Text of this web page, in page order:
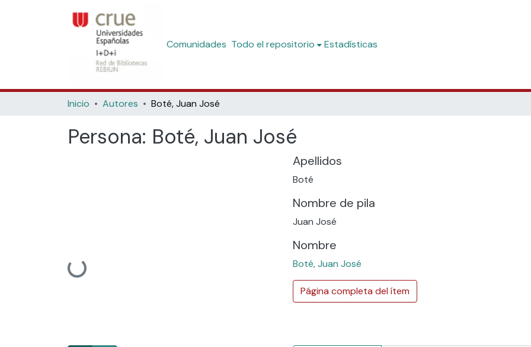
Comunidades Todo el repositorio Estadísticas
Inicio Autores Boté, Juan José
Persona: Boté, Juan José
Cargando...
Apellidos
Boté
Nombre de pila
Juan José
Nombre
Boté, Juan José
Página completa del ítem